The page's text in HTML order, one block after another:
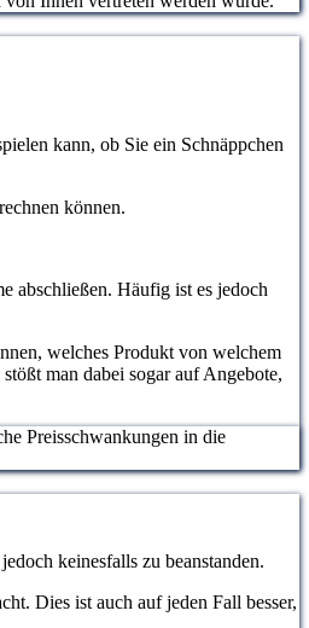
kann, ob Sie ein Schnäppchen
können.
abschließen. Häufig ist es jedoch
welches Produkt von welchem
man dabei sogar auf Angebote,
Preisschwankungen in die
keinesfalls zu beanstanden.
Dies ist auch auf jeden Fall besser,